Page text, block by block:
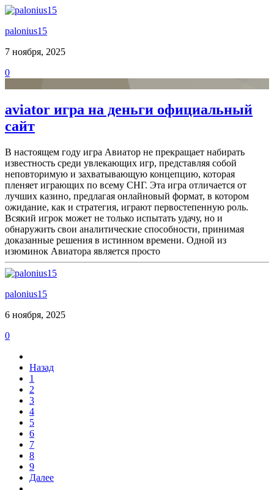
palonius15
7 ноября, 2025
0
aviator игра на деньги официальный
сайт
В настоящем году игра Авиатор не прекращает набирать
известность среди увлекающих игр, представляя собой
неповторимую и захватывающую концепцию, которая
пленяет играющих по всему СНГ. Эта игра отличается от
лучших казино, предлагая онлайновый формат, в котором
ожидание, как и стратегия, играют первостепенную роль.
Всякий игрок может не только испытать удачу, но и
обнаружить свои аналитические способности, принимая
доказанные решения в истинном времени. Одной из
изюминок Авиатора является просто
palonius15
6 ноября, 2025
0
Назад
1
2
3
4
5
6
7
8
9
Далее